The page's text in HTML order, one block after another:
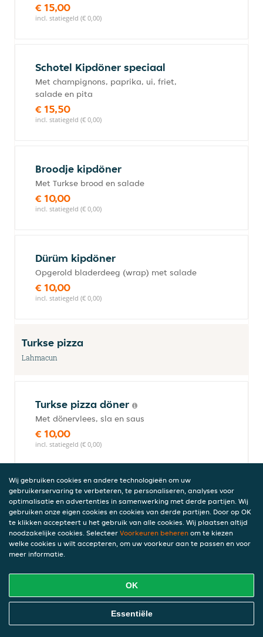
€ 15,00
incl. statiegeld (€ 0,00)
Schotel Kipdöner speciaal
Met champignons, paprika, ui, friet,
salade en pita
€ 15,50
incl. statiegeld (€ 0,00)
Broodje kipdöner
Met Turkse brood en salade
€ 10,00
incl. statiegeld (€ 0,00)
Dürüm kipdöner
Opgerold bladerdeeg (wrap) met salade
€ 10,00
incl. statiegeld (€ 0,00)
Turkse pizza
Lahmacun
Turkse pizza döner
Met dönervlees, sla en saus
€ 10,00
incl. statiegeld (€ 0,00)
Turkse pizza
Met sla en saus
€ 7,00
incl. statiegeld (€ 0,00)
Halve haan
Schotel halve haan
Online Eten Bestellen
Wij gebruiken cookies en andere technologieën om uw
gebruikerservaring te verbeteren, te personaliseren, analyses voor
optimalisatie en advertenties in samenwerking met derde partijen. Wij
gebruiken onze eigen cookies en cookies van derde partijen. Door op OK
te klikken accepteert u het gebruik van alle cookies. Wij plaatsen altijd
noodzakelijke cookies. Selecteer Voorkeuren beheren om te kiezen
welke cookies u wilt accepteren, om uw voorkeur aan te passen en voor
meer informatie.
OK
Essentiële